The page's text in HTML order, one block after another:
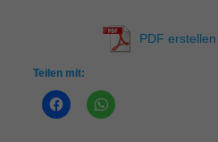
PDF erstellen
Teilen mit: